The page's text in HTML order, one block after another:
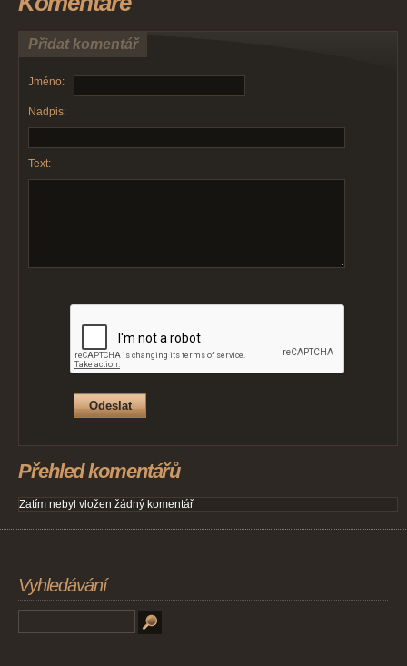
Přidat komentář
Jméno:
Nadpis:
Text:
Přehled komentářů
Zatím nebyl vložen žádný komentář
Vyhledávání